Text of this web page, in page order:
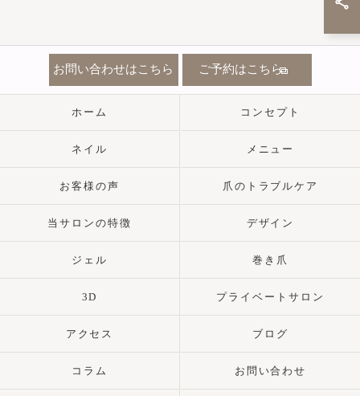
お問い合わせはこちら ご予約はこちら
ホーム コンセプト
ネイル メニュー
お客様の声 爪のトラブルケア
当サロンの特徴 デザイン
ジェル 巻き爪
3D プライベートサロン
アクセス ブログ
コラム お問い合わせ